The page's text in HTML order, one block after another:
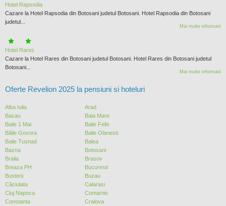
Hotel Rapsodia
Cazare la Hotel Rapsodia din Botosani judetul Botosani. Hotel Rapsodia din Botosani
judetul...
Mai multe informatii
Hotel Rares
Cazare la Hotel Rares din Botosani judetul Botosani. Hotel Rares din Botosani judetul
Botosani...
Mai multe informatii
Oferte Revelion 2025 la pensiuni si hoteluri
Alba Iulia
Arad
Bacau
Baia Mare
Baile 1 Mai
Baile Felix
Băile Govora
Baile Olanesti
Baile Tusnad
Balea
Bazna
Botosani
Braila
Brasov
Breaza PH
Bucuresti
Busteni
Buzau
Căciulata
Calarasi
Cluj Napoca
Comarnic
Constanta
Craiova